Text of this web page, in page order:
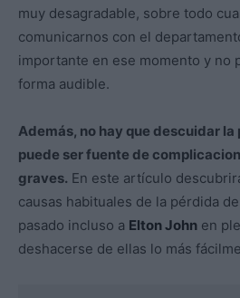
muy desagradable, sobre todo
comunicarnos con el
importante en ese momento y no
forma audible.
Además, no hay que descuidar
puede ser fuente de
graves. En este artículo
causas habituales de la pérdida
pasado incluso a Elton John en
deshacerse de ellas lo más